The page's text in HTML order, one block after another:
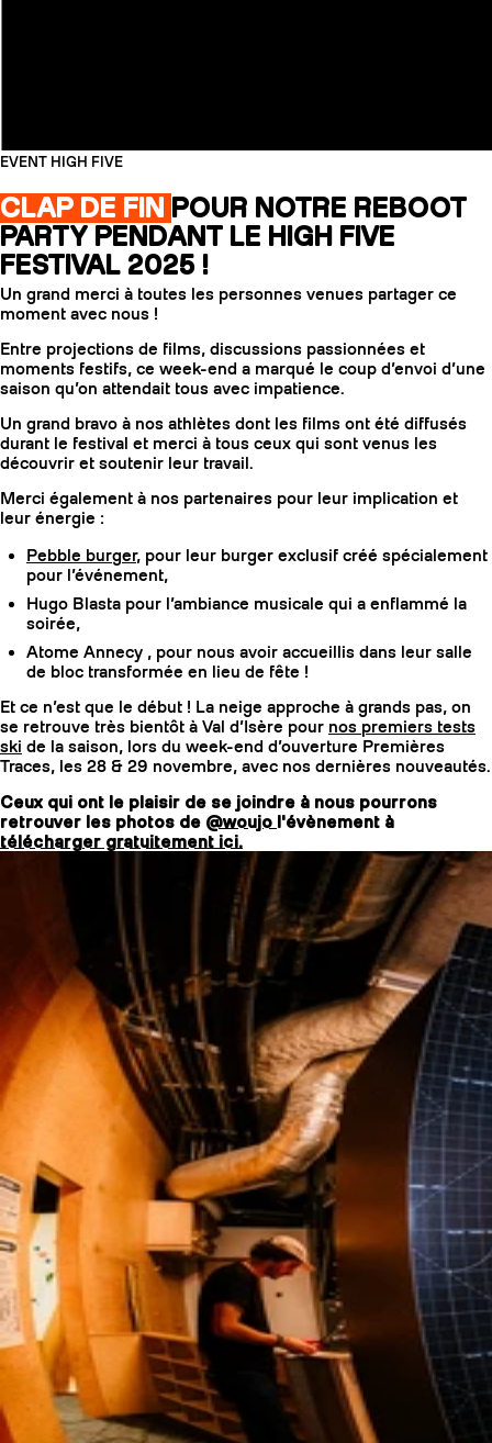
EVENT HIGH FIVE
CLAP DE FIN POUR NOTRE REBOOT
PARTY PENDANT LE HIGH FIVE
FESTIVAL 2025 !
Un grand merci à toutes les personnes venues partager ce
moment avec nous !
Entre projections de films, discussions passionnées et
moments festifs, ce week-end a marqué le coup d’envoi d’une
saison qu’on attendait tous avec impatience.
Un grand bravo à nos athlètes dont les films ont été diffusés
durant le festival et merci à tous ceux qui sont venus les
découvrir et soutenir leur travail.
Merci également à nos partenaires pour leur implication et
leur énergie :
Pebble burger, pour leur burger exclusif créé spécialement
pour l’événement,
Hugo Blasta pour l’ambiance musicale qui a enflammé la
soirée,
Atome Annecy , pour nous avoir accueillis dans leur salle
de bloc transformée en lieu de fête !
Et ce n’est que le début ! La neige approche à grands pas, on
se retrouve très bientôt à Val d’Isère pour nos premiers tests
ski de la saison, lors du week-end d’ouverture Premières
Traces, les 28 & 29 novembre, avec nos dernières nouveautés.
Ceux qui ont le plaisir de se joindre à nous pourrons
retrouver les photos de @woujo l'évènement à
télécharger gratuitement ici.